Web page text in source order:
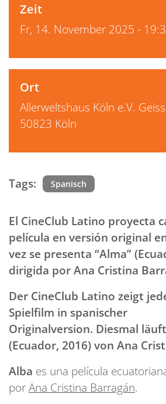
Zeit
Fr, 14. November 2025 -
Ort
Allerweltshaus Köln e.V.
50823 Köln
Tags: Spanisch
El CineClub Latino proyecta
película en versión original
vez se presenta “Alma”
dirigida por Ana Cristina
Der CineClub Latino zeigt
Spielfilm in spanischer
Originalversion. Diesmal
(Ecuador, 2016) von Ana
Alba es una película
porAna Cristina Barragán.